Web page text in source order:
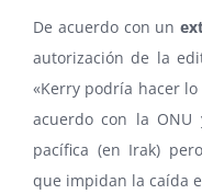
De acuerdo con un
autorización de la
«Kerry podría hacer
acuerdo con la
pacífica (en Irak)
que impidan la caída